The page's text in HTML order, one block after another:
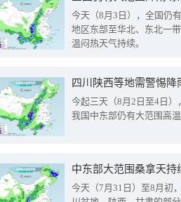
今天（8月3日），全国仍
地区东部至华北、东北一
温闷热天气持续。
今起三天（8月2日至4日
我国中东部仍有大范围高
中东部大范围桑拿天
今天（7月31日）至8月初